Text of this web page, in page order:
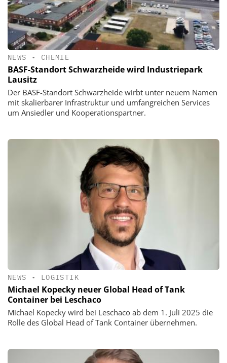
NEWS • CHEMIE
BASF-Standort Schwarzheide wird Industriepark
Lausitz
Der BASF-Standort Schwarzheide wirbt unter neuem Namen
mit skalierbarer Infrastruktur und umfangreichen Services
um Ansiedler und Kooperationspartner.
NEWS • LOGISTIK
Michael Kopecky neuer Global Head of Tank
Container bei Leschaco
Michael Kopecky wird bei Leschaco ab dem 1. Juli 2025 die
Rolle des Global Head of Tank Container übernehmen.